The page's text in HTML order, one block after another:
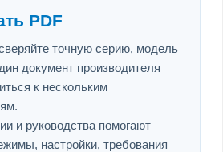
PDF
точную серию, модель
документ производителя
к нескольким
и руководства помогают
настройки, требования